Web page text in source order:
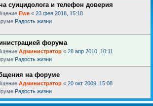
суицидолога и телефон доверия
Ewe « 23 фев 2018, 15:18
Радость жизни
форума
Администратор « 28 апр 2010, 10:11
Радость жизни
на форуме
Администратор « 20 окт 2009, 15:08
Радость жизни